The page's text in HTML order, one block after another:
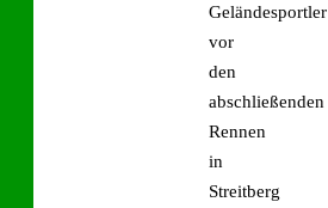
Geländesportler
vor
den
abschließenden
Rennen
in
Streitberg